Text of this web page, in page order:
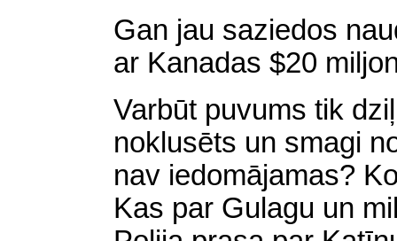
Gan jau saziedos
ar Kanadas $20
Varbūt puvums tik
noklusēts un smagi
nav iedomājamas?
Kas par Gulagu un